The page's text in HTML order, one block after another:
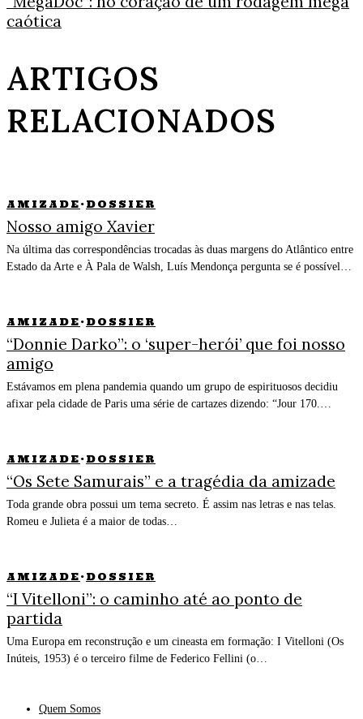
caótica
ARTIGOS
RELACIONADOS
AMIZADE · DOSSIER
Nosso amigo Xavier
Na última das correspondências trocadas às duas margens do Atlântico entre
Estado da Arte e À Pala de Walsh, Luís Mendonça pergunta se é possível…
AMIZADE · DOSSIER
“Donnie Darko”: o ‘super-herói’ que foi nosso
amigo
Estávamos em plena pandemia quando um grupo de espirituosos decidiu
afixar pela cidade de Paris uma série de cartazes dizendo: “Jour 170.…
AMIZADE · DOSSIER
“Os Sete Samurais” e a tragédia da amizade
Toda grande obra possui um tema secreto. É assim nas letras e nas telas.
Romeu e Julieta é a maior de todas…
AMIZADE · DOSSIER
“I Vitelloni”: o caminho até ao ponto de
partida
Uma Europa em reconstrução e um cineasta em formação: I Vitelloni (Os
Inúteis, 1953) é o terceiro filme de Federico Fellini (o…
Quem Somos